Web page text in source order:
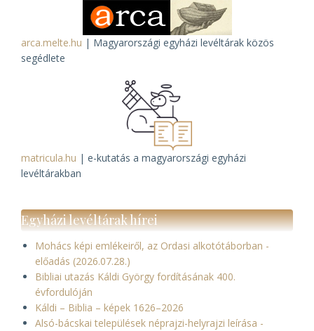
arca.melte.hu | Magyarországi egyházi levéltárak közös
segédlete
matricula.hu | e-kutatás a magyarországi egyházi
levéltárakban
Egyházi levéltárak hírei
Mohács képi emlékeiről, az Ordasi alkotótáborban -
előadás (2026.07.28.)
Bibliai utazás Káldi György fordításának 400.
évfordulóján
Káldi – Biblia – képek 1626–2026
Alsó-bácskai települések néprajzi-helyrajzi leírása -